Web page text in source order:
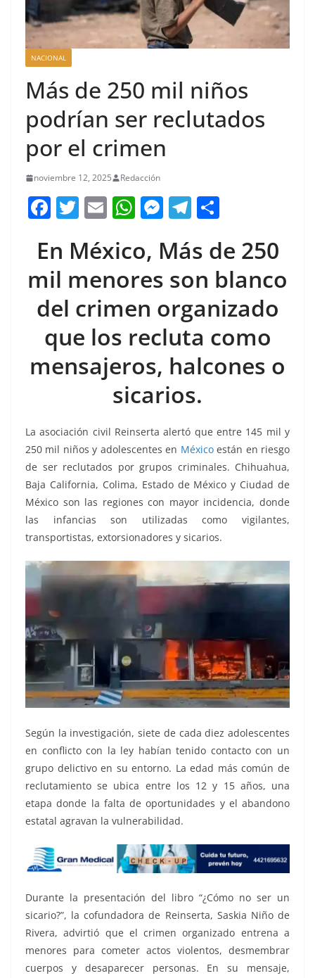
NACIONAL
Más de 250 mil niños
podrían ser reclutados
por el crimen
noviembre 12, 2025 Redacción
F
c
e
b
o
o
k
T
itt
er
E
ai
l
W
at
s
A
p
p
M
ss
e
n
g
er
T
e
gr
a
m
m
p
ar
tir
En México, Más de 250
mil menores son blanco
del crimen organizado
que los recluta como
mensajeros, halcones o
sicarios.
La asociación civil Reinserta alertó que entre 145 mil y
250 mil niños y adolescentes en Méxicoestán en riesgo
de ser reclutados por grupos criminales. Chihuahua,
Baja California, Colima, Estado de México y Ciudad de
México son las regiones con mayor incidencia, donde
las infancias son utilizadas como vigilantes,
transportistas, extorsionadores y sicarios.
Según la investigación, siete de cada diez adolescentes
en conflicto con la ley habían tenido contacto con un
grupo delictivo en su entorno. La edad más común de
reclutamiento se ubica entre los 12 y 15 años, una
etapa donde la falta de oportunidades y el abandono
estatal agravan la vulnerabilidad.
Durante la presentación del libro “¿Cómo no ser un
sicario?”, la cofundadora de Reinserta, Saskia Niño de
Rivera, advirtió que el crimen organizado entrena a
menores para cometer actos violentos, desmembrar
cuerpos y desaparecer personas. En su mensaje,